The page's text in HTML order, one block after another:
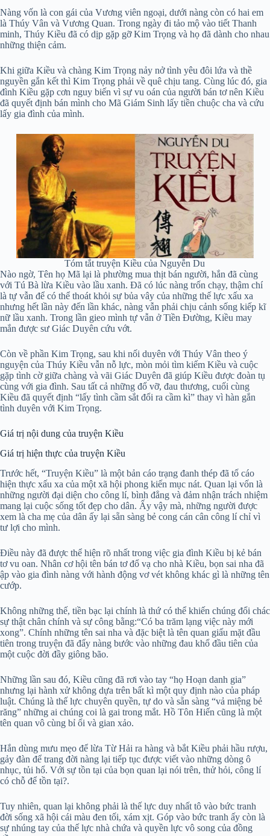
Nàng vốn là con gái của Vương viên ngoại, dưới nàng còn có hai em
là Thúy Vân và Vương Quan. Trong ngày đi tảo mộ vào tiết Thanh
minh, Thúy Kiều đã có dịp gặp gỡ Kim Trọng và họ đã dành cho nhau
những thiện cảm.
Khi giữa Kiều và chàng Kim Trọng nảy nở tình yêu đôi lứa và thề
nguyền gắn kết thì Kim Trọng phải về quê chịu tang. Cùng lúc đó, gia
đình Kiều gặp cơn nguy biến vì sự vu oán của người bán tơ nên Kiều
đã quyết định bán mình cho Mã Giám Sinh lấy tiền chuộc cha và cứu
lấy gia đình của mình.
Tóm tắt truyện Kiều của Nguyễn Du
Nào ngờ, Tên họ Mã lại là phường mua thịt bán người, hắn đã cùng
với Tú Bà lừa Kiều vào lầu xanh. Đã có lúc nàng trốn chạy, thậm chí
là tự vẫn để có thể thoát khỏi sự bủa vây của những thế lực xấu xa
nhưng hết lần này đến lần khác, nàng vẫn phải chịu cảnh sống kiếp kĩ
nữ lầu xanh. Trong lần gieo mình tự vẫn ở Tiền Đường, Kiều may
mắn được sư Giác Duyên cứu vớt.
Còn về phần Kim Trọng, sau khi nối duyên với Thúy Vân theo ý
nguyện của Thúy Kiều vẫn nỗ lực, mòn mỏi tìm kiếm Kiều và cuộc
gặp tình cờ giữa chàng và vãi Giác Duyên đã giúp Kiều được đoàn tụ
cùng với gia đình. Sau tất cả những đổ vỡ, đau thương, cuối cùng
Kiều đã quyết định “lấy tình cầm sắt đổi ra cầm kì” thay vì hàn gắn
tình duyên với Kim Trọng.
Giá trị nội dung của truyện Kiều
Giá trị hiện thực của truyện Kiều
Trước hết, “Truyện Kiều” là một bản cáo trạng đanh thép đã tố cáo
hiện thực xấu xa của một xã hội phong kiến mục nát. Quan lại vốn là
những người đại diện cho công lí, bình đẳng và đảm nhận trách nhiệm
mang lại cuộc sống tốt đẹp cho dân. Ấy vậy mà, những người được
xem là cha mẹ của dân ấy lại sẵn sàng bẻ cong cán cân công lí chỉ vì
tư lợi cho mình.
Điều này đã được thể hiện rõ nhất trong việc gia đình Kiều bị kẻ bán
tơ vu oan. Nhân cơ hội tên bán tơ đổ vạ cho nhà Kiều, bọn sai nha đã
ập vào gia đình nàng với hành động vơ vét không khác gì là những tên
cướp.
Không những thế, tiền bạc lại chính là thứ có thể khiến chúng đổi chác
sự thật chân chính và sự công bằng:“Có ba trăm lạng việc này mới
xong”. Chính những tên sai nha và đặc biệt là tên quan giấu mặt đầu
tiên trong truyện đã đẩy nàng bước vào những đau khổ đầu tiên của
một cuộc đời đầy giông bão.
Những lần sau đó, Kiều cũng đã rơi vào tay “họ Hoạn danh gia”
nhưng lại hành xử không dựa trên bất kì một quy định nào của pháp
luật. Chúng là thế lực chuyên quyền, tự do và sẵn sàng “vả miệng bẻ
răng” những ai chúng coi là gai trong mắt. Hồ Tôn Hiến cũng là một
tên quan vô cùng bỉ ổi và gian xảo.
Hắn dùng mưu mẹo để lừa Từ Hải ra hàng và bắt Kiều phải hầu rượu,
gảy đàn để trang đời nàng lại tiếp tục được viết vào những dòng ô
nhục, tủi hổ. Với sự tồn tại của bọn quan lại nói trên, thử hỏi, công lí
có chỗ để tồn tại?.
Tuy nhiên, quan lại không phải là thế lực duy nhất tô vào bức tranh
đời sống xã hội cái màu đen tối, xám xịt. Góp vào bức tranh ấy còn là
sự nhúng tay của thế lực nhà chứa và quyền lực vô song của đồng